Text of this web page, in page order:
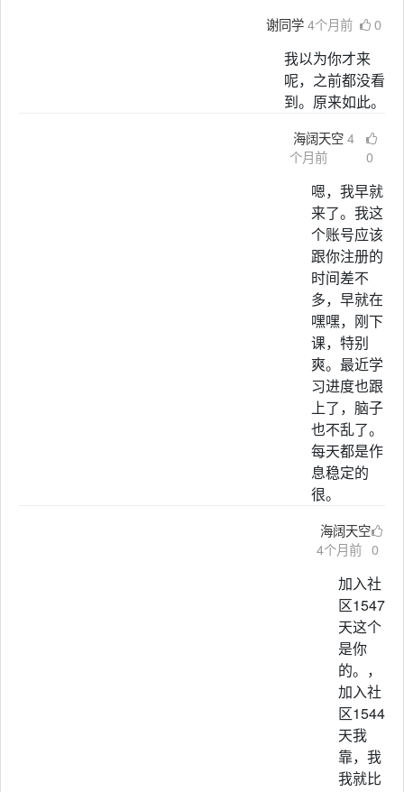
谢同学4个月前 0
我以为你才来
呢，之前都没看
到。原来如此。
海阔天空4
个月前
0
嗯，我早就
来了。我这
个账号应该
跟你注册的
时间差不
多，早就在
嘿嘿，刚下
课，特别
爽。最近学
习进度也跟
上了，脑子
也不乱了。
每天都是作
息稳定的
很。
海阔天空
4个月前 0
加入社
区1547
天这个
是你
的。，
加入社
区1544
天我
靠，我
我就比